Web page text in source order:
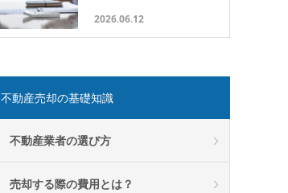
2026.06.12
不動産売却の基礎知識
不動産業者の選び方
売却する際の費用とは？